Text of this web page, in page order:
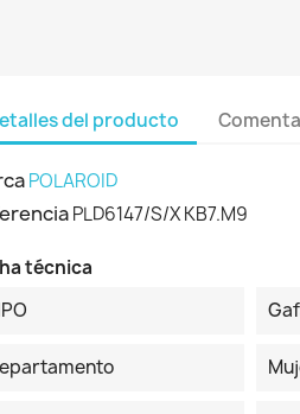
del producto
POLAROID
PLD6147/S/X KB7.M9
técnica